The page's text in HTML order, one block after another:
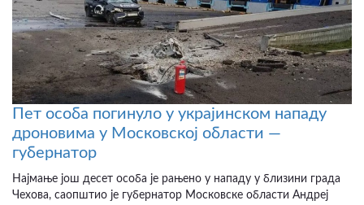
Пет особа погинуло у украјинском нападу
дроновима у Московској области —
губернатор
Најмање још десет особа је рањено у нападу у близини града
Чехова, саопштио је губернатор Московске области Андреј